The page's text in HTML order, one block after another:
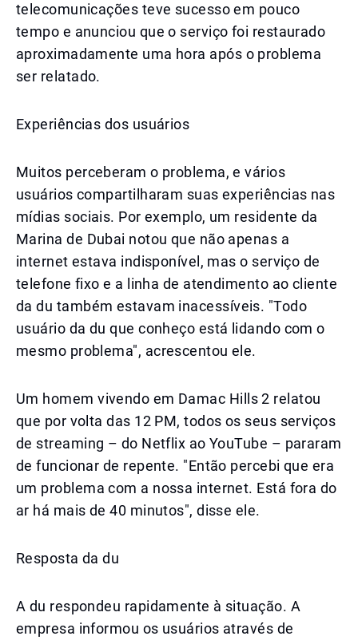
telecomunicações teve sucesso em pouco
tempo e anunciou que o serviço foi restaurado
aproximadamente uma hora após o problema
ser relatado.
Experiências dos usuários
Muitos perceberam o problema, e vários
usuários compartilharam suas experiências nas
mídias sociais. Por exemplo, um residente da
Marina de Dubai notou que não apenas a
internet estava indisponível, mas o serviço de
telefone fixo e a linha de atendimento ao cliente
da du também estavam inacessíveis. "Todo
usuário da du que conheço está lidando com o
mesmo problema", acrescentou ele.
Um homem vivendo em Damac Hills 2 relatou
que por volta das 12 PM, todos os seus serviços
de streaming – do Netflix ao YouTube – pararam
de funcionar de repente. "Então percebi que era
um problema com a nossa internet. Está fora do
ar há mais de 40 minutos", disse ele.
Resposta da du
A du respondeu rapidamente à situação. A
empresa informou os usuários através de